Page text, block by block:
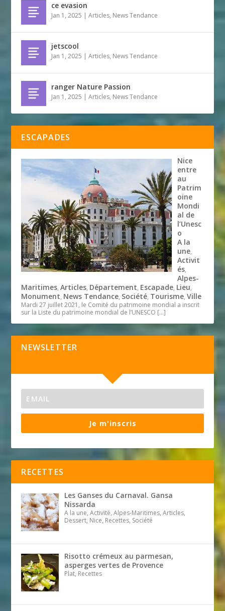
ce evasion
Jan 1, 2025 |Articles, News Tendance
jetscool
Jan 1, 2025 |Articles, News Tendance
ranger Nature Passion
Jan 1, 2025 |Articles, News Tendance
ESCAPADES
Nice
entre
au
Patrim
oine
Mondi
al de
l’Unesc
o
A la
une,
Activit
és,
Alpes-
Maritimes,Articles, Département, Escapade, Lieu,
Monument, News Tendance, Société, Tourisme,Ville
Mardi 27 juillet 2021, le Comité du patrimoine mondial a inscrit
sur la Liste du patrimoine mondial de l’UNESCO […]
NEWSLETTER
Je m'inscris
RECETTES
Les Ganses du Carnaval. Gansa
Nissarda
A la une, Activité, Alpes-Maritimes, Articles,
Dessert, Nice, Recettes, Société
Risotto crémeux au parmesan,
asperges vertes de Provence
Plat, Recettes